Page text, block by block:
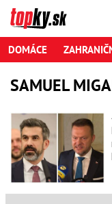
DOMÁCE
SAMUEL